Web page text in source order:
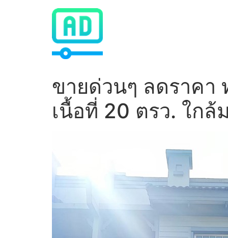
ขายด่วนๆ ลดราคา
เนื้อที่ 20 ตรว. ใก